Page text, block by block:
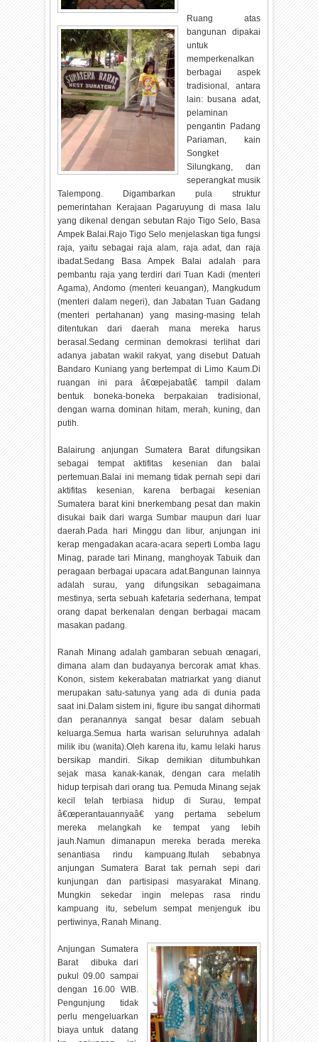
Ruang atas
bangunan dipakai
untuk
memperkenalkan
berbagai aspek
tradisional, antara
lain: busana adat,
pelaminan
pengantin Padang
Pariaman, kain
Songket
Silungkang, dan
seperangkat musik
Talempong. Digambarkan pula struktur
pemerintahan Kerajaan Pagaruyung di masa lalu
yang dikenal dengan sebutan Rajo Tigo Selo, Basa
Ampek Balai.Rajo Tigo Selo menjelaskan tiga fungsi
raja, yaitu sebagai raja alam, raja adat, dan raja
ibadat.Sedang Basa Ampek Balai adalah para
pembantu raja yang terdiri dari Tuan Kadi (menteri
Agama), Andomo (menteri keuangan), Mangkudum
(menteri dalam negeri), dan Jabatan Tuan Gadang
(menteri pertahanan) yang masing-masing telah
ditentukan dari daerah mana mereka harus
berasal.Sedang cerminan demokrasi terlihat dari
adanya jabatan wakil rakyat, yang disebut Datuah
Bandaro Kuniang yang bertempat di Limo Kaum.Di
ruangan ini para â€œpejabatâ€ tampil dalam
bentuk boneka-boneka berpakaian tradisional,
dengan warna dominan hitam, merah, kuning, dan
putih.
Balairung anjungan Sumatera Barat difungsikan
sebagai tempat aktifitas kesenian dan balai
pertemuan.Balai ini memang tidak pernah sepi dari
aktifitas kesenian, karena berbagai kesenian
Sumatera barat kini bnerkembang pesat dan makin
disukai baik dari warga Sumbar maupun dari luar
daerah.Pada hari Minggu dan libur, anjungan ini
kerap mengadakan acara-acara seperti Lomba lagu
Minag, parade tari Minang, manghoyak Tabuik dan
peragaan berbagai upacara adat.Bangunan lainnya
adalah surau, yang difungsikan sebagaimana
mestinya, serta sebuah kafetaria sederhana, tempat
orang dapat berkenalan dengan berbagai macam
masakan padang.
Ranah Minang adalah gambaran sebuah œnagari,
dimana alam dan budayanya bercorak amat khas.
Konon, sistem kekerabatan matriarkat yang dianut
merupakan satu-satunya yang ada di dunia pada
saat ini.Dalam sistem ini, figure ibu sangat dihormati
dan peranannya sangat besar dalam sebuah
keluarga.Semua harta warisan seluruhnya adalah
milik ibu (wanita).Oleh karena itu, kamu lelaki harus
bersikap mandiri. Sikap demikian ditumbuhkan
sejak masa kanak-kanak, dengan cara melatih
hidup terpisah dari orang tua. Pemuda Minang sejak
kecil telah terbiasa hidup di Surau, tempat
â€œperantauannyaâ€ yang pertama sebelum
mereka melangkah ke tempat yang lebih
jauh.Namun dimanapun mereka berada mereka
senantiasa rindu kampuang.Itulah sebabnya
anjungan Sumatera Barat tak pernah sepi dari
kunjungan dan partisipasi masyarakat Minang.
Mungkin sekedar ingin melepas rasa rindu
kampuang itu, sebelum sempat menjenguk ibu
pertiwinya, Ranah Minang.
Anjungan Sumatera
Barat dibuka dari
pukul 09.00 sampai
dengan 16.00 WIB.
Pengunjung tidak
perlu mengeluarkan
biaya untuk datang